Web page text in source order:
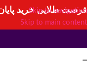
Skip to navigation
Skip to main content
فرصت طلایی خرید